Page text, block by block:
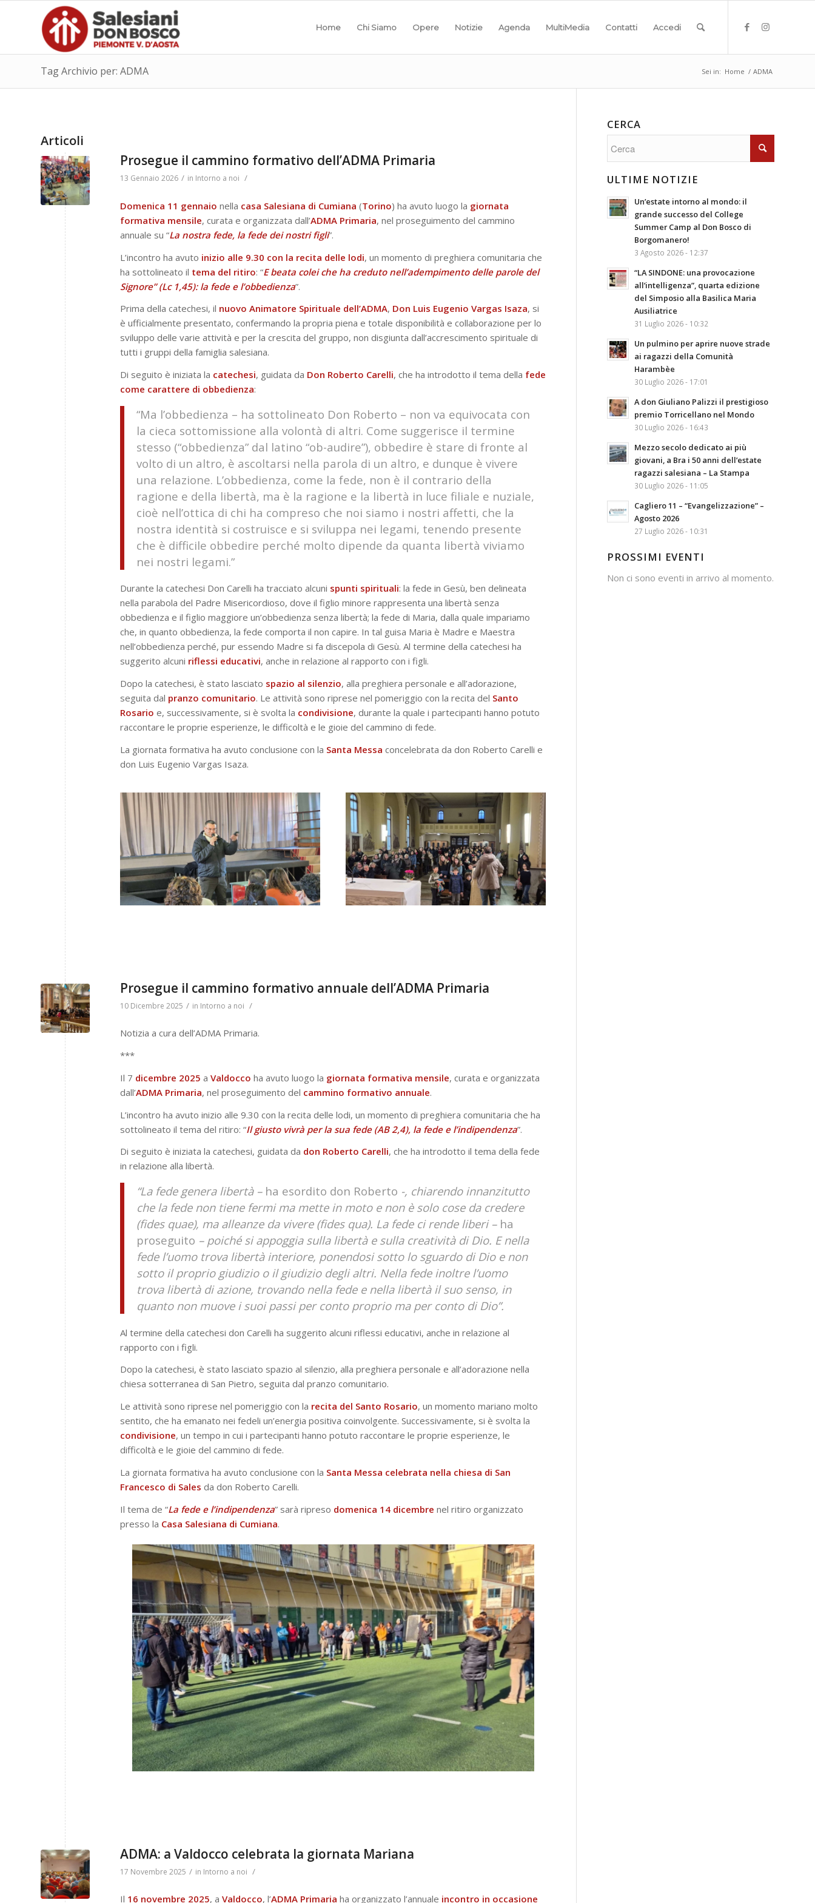
Home Chi Siamo Opere Notizie Agenda MultiMedia Contatti Accedi
Tag Archivio per: ADMA Sei in: Home / ADMA
Articoli
Prosegue il cammino formativo dell’ADMA Primaria
13 Gennaio 2026 / in Intorno a noi /
Domenica 11 gennaio nella casa Salesiana di Cumiana (Torino) ha avuto luogo la giornata
formativa mensile, curata e organizzata dall’ADMA Primaria, nel proseguimento del cammino
annuale su “La nostra fede, la fede dei nostri figli”.
L’incontro ha avuto inizio alle 9.30 con la recita delle lodi, un momento di preghiera comunitaria che
ha sottolineato il tema del ritiro: “E beata colei che ha creduto nell’adempimento delle parole del
Signore” (Lc 1,45): la fede e l’obbedienza”.
Prima della catechesi, il nuovo Animatore Spirituale dell’ADMA, Don Luis Eugenio Vargas Isaza, si
è ufficialmente presentato, confermando la propria piena e totale disponibilità e collaborazione per lo
sviluppo delle varie attività e per la crescita del gruppo, non disgiunta dall’accrescimento spirituale di
tutti i gruppi della famiglia salesiana.
Di seguito è iniziata la catechesi, guidata da Don Roberto Carelli, che ha introdotto il tema della fede
come carattere di obbedienza:
“Ma l’obbedienza – ha sottolineato Don Roberto – non va equivocata con
la cieca sottomissione alla volontà di altri. Come suggerisce il termine
stesso (“obbedienza” dal latino “ob-audire”), obbedire è stare di fronte al
volto di un altro, è ascoltarsi nella parola di un altro, e dunque è vivere
una relazione. L’obbedienza, come la fede, non è il contrario della
ragione e della libertà, ma è la ragione e la libertà in luce filiale e nuziale,
cioè nell’ottica di chi ha compreso che noi siamo i nostri affetti, che la
nostra identità si costruisce e si sviluppa nei legami, tenendo presente
che è difficile obbedire perché molto dipende da quanta libertà viviamo
nei nostri legami.”
Durante la catechesi Don Carelli ha tracciato alcuni spunti spirituali: la fede in Gesù, ben delineata
nella parabola del Padre Misericordioso, dove il figlio minore rappresenta una libertà senza
obbedienza e il figlio maggiore un’obbedienza senza libertà; la fede di Maria, dalla quale impariamo
che, in quanto obbedienza, la fede comporta il non capire. In tal guisa Maria è Madre e Maestra
nell’obbedienza perché, pur essendo Madre si fa discepola di Gesù. Al termine della catechesi ha
suggerito alcuni riflessi educativi, anche in relazione al rapporto con i figli.
Dopo la catechesi, è stato lasciato spazio al silenzio, alla preghiera personale e all’adorazione,
seguita dal pranzo comunitario. Le attività sono riprese nel pomeriggio con la recita del Santo
Rosario e, successivamente, si è svolta la condivisione, durante la quale i partecipanti hanno potuto
raccontare le proprie esperienze, le difficoltà e le gioie del cammino di fede.
La giornata formativa ha avuto conclusione con la Santa Messa concelebrata da don Roberto Carelli e
don Luis Eugenio Vargas Isaza.
Prosegue il cammino formativo annuale dell’ADMA Primaria
10 Dicembre 2025 / in Intorno a noi /
Notizia a cura dell’ADMA Primaria.
***
Il 7 dicembre 2025 a Valdocco ha avuto luogo la giornata formativa mensile, curata e organizzata
dall’ADMA Primaria, nel proseguimento del cammino formativo annuale.
L’incontro ha avuto inizio alle 9.30 con la recita delle lodi, un momento di preghiera comunitaria che ha
sottolineato il tema del ritiro: “Il giusto vivrà per la sua fede (AB 2,4), la fede e l’indipendenza”.
Di seguito è iniziata la catechesi, guidata da don Roberto Carelli, che ha introdotto il tema della fede
in relazione alla libertà.
“La fede genera libertà –ha esordito don Roberto -, chiarendo innanzitutto
che la fede non tiene fermi ma mette in moto e non è solo cose da credere
(fides quae), ma alleanze da vivere (fides qua). La fede ci rende liberi – ha
proseguito – poiché si appoggia sulla libertà e sulla creatività di Dio. E nella
fede l’uomo trova libertà interiore, ponendosi sotto lo sguardo di Dio e non
sotto il proprio giudizio o il giudizio degli altri. Nella fede inoltre l’uomo
trova libertà di azione, trovando nella fede e nella libertà il suo senso, in
quanto non muove i suoi passi per conto proprio ma per conto di Dio”.
Al termine della catechesi don Carelli ha suggerito alcuni riflessi educativi, anche in relazione al
rapporto con i figli.
Dopo la catechesi, è stato lasciato spazio al silenzio, alla preghiera personale e all’adorazione nella
chiesa sotterranea di San Pietro, seguita dal pranzo comunitario.
Le attività sono riprese nel pomeriggio con la recita del Santo Rosario, un momento mariano molto
sentito, che ha emanato nei fedeli un’energia positiva coinvolgente. Successivamente, si è svolta la
condivisione, un tempo in cui i partecipanti hanno potuto raccontare le proprie esperienze, le
difficoltà e le gioie del cammino di fede.
La giornata formativa ha avuto conclusione con la Santa Messa celebrata nella chiesa di San
Francesco di Sales da don Roberto Carelli.
Il tema de “La fede e l’indipendenza” sarà ripreso domenica 14 dicembre nel ritiro organizzato
presso la Casa Salesiana di Cumiana.
ADMA: a Valdocco celebrata la giornata Mariana
17 Novembre 2025 / in Intorno a noi /
Il 16 novembre 2025, a Valdocco, l’ADMA Primaria ha organizzato l’annuale incontro in occasione
CERCA
ULTIME NOTIZIE
Un’estate intorno al mondo: il
grande successo del College
Summer Camp al Don Bosco di
Borgomanero!
3 Agosto 2026 - 12:37
“LA SINDONE: una provocazione
all’intelligenza”, quarta edizione
del Simposio alla Basilica Maria
Ausiliatrice
31 Luglio 2026 - 10:32
Un pulmino per aprire nuove strade
ai ragazzi della Comunità
Harambèe
30 Luglio 2026 - 17:01
A don Giuliano Palizzi il prestigioso
premio Torricellano nel Mondo
30 Luglio 2026 - 16:43
Mezzo secolo dedicato ai più
giovani, a Bra i 50 anni dell’estate
ragazzi salesiana – La Stampa
30 Luglio 2026 - 11:05
Cagliero 11 – “Evangelizzazione” –
Agosto 2026
27 Luglio 2026 - 10:31
PROSSIMI EVENTI
Non ci sono eventi in arrivo al momento.